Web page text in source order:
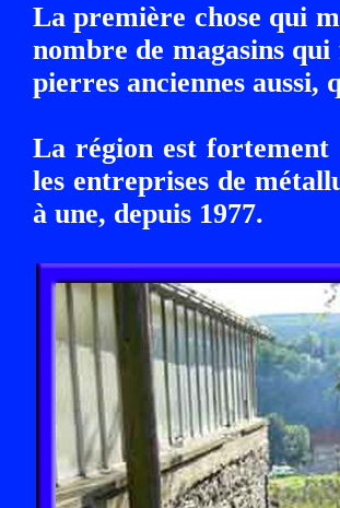
La première chose qui
nombre de magasins
pierres anciennes aussi,
La région est fortement
les entreprises de
à une, depuis 1977.